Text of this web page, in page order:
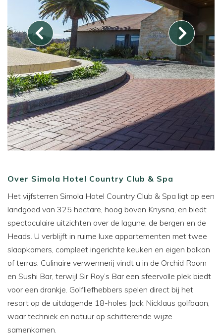
Over Simola Hotel Country Club & Spa
Het vijfsterren Simola Hotel Country Club & Spa ligt op een
landgoed van 325 hectare, hoog boven Knysna, en biedt
spectaculaire uitzichten over de lagune, de bergen en de
Heads. U verblijft in ruime luxe appartementen met twee
slaapkamers, compleet ingerichte keuken en eigen balkon
of terras. Culinaire verwennerij vindt u in de Orchid Room
en Sushi Bar, terwijl Sir Roy’s Bar een sfeervolle plek biedt
voor een drankje. Golfliefhebbers spelen direct bij het
resort op de uitdagende 18-holes Jack Nicklaus golfbaan,
waar techniek en natuur op schitterende wijze
samenkomen.